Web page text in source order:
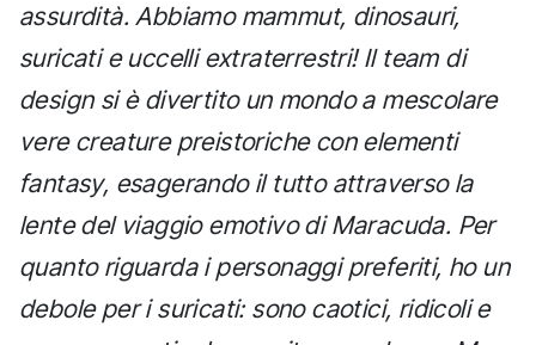
assurdità. Abbiamo mammut, dinosauri,
suricati e uccelli extraterrestri! Il team di
design si è divertito un mondo a mescolare
vere creature preistoriche con elementi
fantasy, esagerando il tutto attraverso la
lente del viaggio emotivo di Maracuda. Per
quanto riguarda i personaggi preferiti, ho un
debole per i suricati: sono caotici, ridicoli e